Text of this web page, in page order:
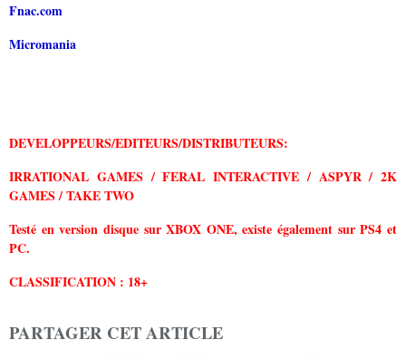
Fnac.com
Micromania
DEVELOPPEURS/EDITEURS/DISTRIBUTEURS:
IRRATIONAL GAMES / FERAL INTERACTIVE / ASPYR / 2K
GAMES / TAKE TWO
Testé en version disque sur XBOX ONE, existe également sur PS4 et
PC.
CLASSIFICATION : 18+
PARTAGER CET ARTICLE